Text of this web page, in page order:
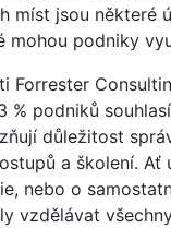
míst jsou některé
mohou podniky
Forrester
% podniků
důležitost
a školení. Ať
nebo o
vzdělávat